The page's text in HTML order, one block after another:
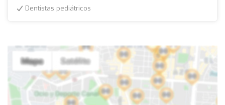
Dentistas pediátricos